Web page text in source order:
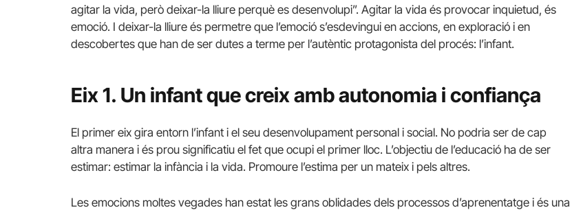
agitar la vida, però deixar-la lliure perquè es desenvolupi”. Agitar la vida és provocar inquietud, és
emoció. I deixar-la lliure és permetre que l’emoció s’esdevingui en accions, en exploració i en
descobertes que han de ser dutes a terme per l’autèntic protagonista del procés: l’infant.
Eix 1. Un infant que creix amb autonomia i confiança
El primer eix gira entorn l’infant i el seu desenvolupament personal i social. No podria ser de cap
altra manera i és prou significatiu el fet que ocupi el primer lloc. L’objectiu de l’educació ha de ser
estimar: estimar la infància i la vida. Promoure l’estima per un mateix i pels altres.
Les emocions moltes vegades han estat les grans oblidades dels processos d’aprenentatge i és una